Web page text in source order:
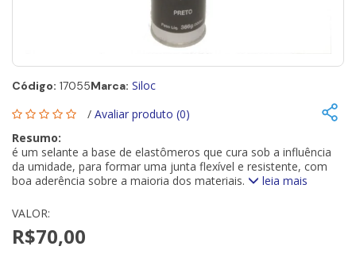
Código: 17055Marca: Siloc
/ Avaliar produto (0)
Resumo:
é um selante a base de elastômeros que cura sob a influência
da umidade, para formar uma junta flexível e resistente, com
boa aderência sobre a maioria dos materiais.
leia mais
VALOR:
R$70,00